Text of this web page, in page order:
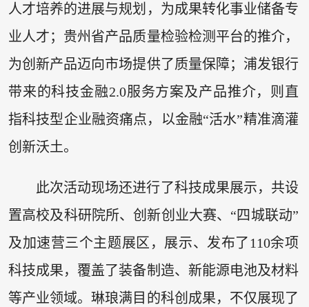
人才培养的进展与规划，为成果转化事业储备专
业人才；贵州省产品质量检验检测平台的推介，
为创新产品迈向市场提供了质量保障；浦发银行
带来的科技金融2.0服务方案及产品推介，则直
指科技型企业融资痛点，以金融“活水”精准滴灌
创新沃土。
此次活动现场还进行了科技成果展示，共设
置高校及科研院所、创新创业大赛、“四城联动”
及加速营三个主题展区，展示、发布了110余项
科技成果，覆盖了装备制造、新能源电池及材料
等产业领域。琳琅满目的科创成果，不仅展现了